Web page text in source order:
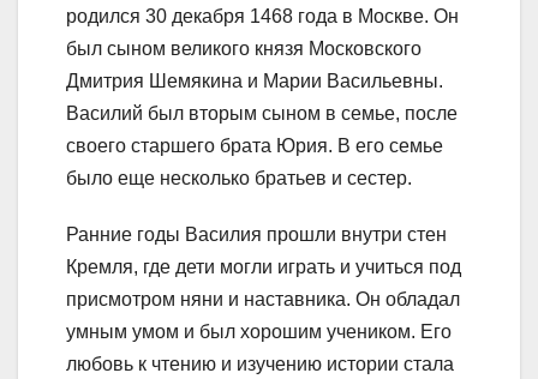
родился 30 декабря 1468 года в Москве. Он
был сыном великого князя Московского
Дмитрия Шемякина и Марии Васильевны.
Василий был вторым сыном в семье, после
своего старшего брата Юрия. В его семье
было еще несколько братьев и сестер.
Ранние годы Василия прошли внутри стен
Кремля, где дети могли играть и учиться под
присмотром няни и наставника. Он обладал
умным умом и был хорошим учеником. Его
любовь к чтению и изучению истории стала